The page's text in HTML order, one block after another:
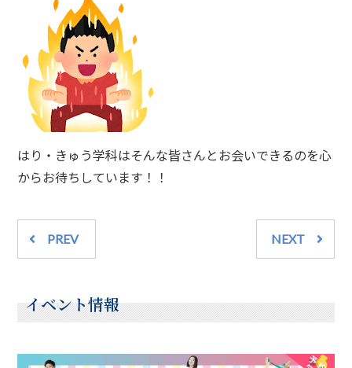
はり・きゅう学科はそんな皆さんとお会いできるのを心
からお待ちしています！！
PREV NEXT
イベント情報